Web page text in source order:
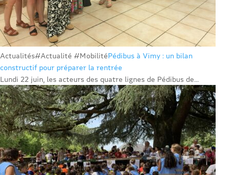
Actualités#Actualité #MobilitéPédibus à Vimy : un bilan
constructif pour préparer la rentrée
Lundi 22 juin, les acteurs des quatre lignes de Pédibus de...